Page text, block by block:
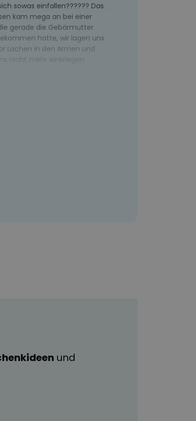
sowas einfallen?????? Das
kam mega an bei einer
gerade die Gebärmutter
hatte, wir lagen uns
Lachen in den Armen und
nicht mehr einkriegen
und